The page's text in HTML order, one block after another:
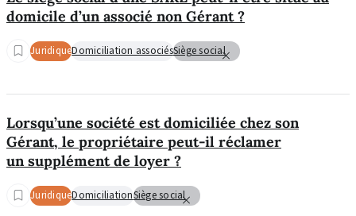
domicile d’un associé non Gérant ?
JuridiqueDomiciliation associésSiège social
Lorsqu’une société est domiciliée chez son
Gérant, le propriétaire peut-il réclamer
un supplément de loyer ?
JuridiqueDomiciliationSiège social